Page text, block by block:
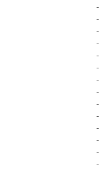
-
-
-
-
-
-
-
-
-
-
-
-
-
-